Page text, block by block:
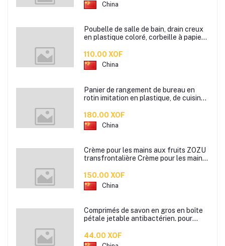
China
Poubelle de salle de bain, drain creux
en plastique coloré, corbeille à papier
110.00 XOF
China
Panier de rangement de bureau en
rotin imitation en plastique, de cuisine
de rangement de salle de bain
180.00 XOF
China
Crème pour les mains aux fruits ZOZU
transfrontalière Crème pour les mains
80g
150.00 XOF
China
Comprimés de savon en gros en boîte
pétale jetable antibactérien. pour
des mini comprimés de lavage des
mains en papier savon
44.00 XOF